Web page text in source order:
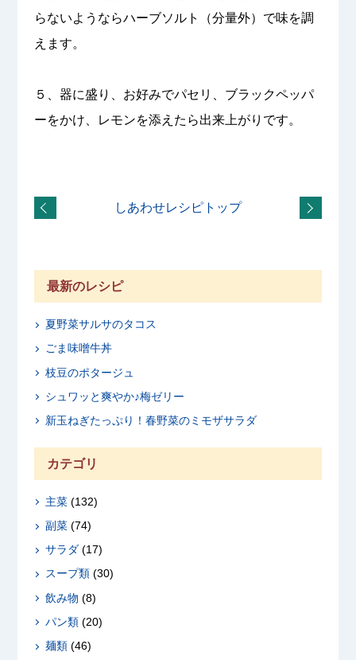
らないようならハーブソルト（分量外）で味を調
えます。
５、器に盛り、お好みでパセリ、ブラックペッパ
ーをかけ、レモンを添えたら出来上がりです。
しあわせレシピトップ
最新のレシピ
夏野菜サルサのタコス
ごま味噌牛丼
枝豆のポタージュ
シュワッと爽やか♪梅ゼリー
新玉ねぎたっぷり！春野菜のミモザサラダ
カテゴリ
主菜(132)
副菜(74)
サラダ(17)
スープ類(30)
飲み物 (8)
パン類(20)
麺類(46)